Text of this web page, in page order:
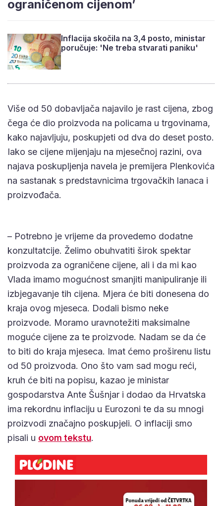
ograničenom cijenom’
Inflacija skočila na 3,4 posto, ministar
poručuje: 'Ne treba stvarati paniku'
Više od 50 dobavljača najavilo je rast cijena, zbog
čega će dio proizvoda na policama u trgovinama,
kako najavljuju, poskupjeti od dva do deset posto.
Iako se cijene mijenjaju na mjesečnoj razini, ova
najava poskupljenja navela je premijera Plenkovića
na sastanak s predstavnicima trgovačkih lanaca i
proizvođača.
– Potrebno je vrijeme da provedemo dodatne
konzultatcije. Želimo obuhvatiti širok spektar
proizvoda za ograničene cijene, ali i da mi kao
Vlada imamo mogućnost smanjiti manipuliranje ili
izbjegavanje tih cijena. Mjera će biti donesena do
kraja ovog mjeseca. Dodali bismo neke
proizvode. Moramo uravnotežiti maksimalne
moguće cijene za te proizvode. Nadam se da će
to biti do kraja mjeseca. Imat ćemo proširenu listu
od 50 proizvoda. Ono što vam sad mogu reći,
kruh će biti na popisu, kazao je ministar
gospodarstva Ante Šušnjar i dodao da Hrvatska
ima rekordnu inflaciju u Eurozoni te da su mnogi
proizvodi značajno poskupjeli. O inflaciji smo
pisali u ovom tekstu.